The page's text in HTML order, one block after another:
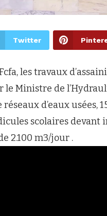
Twitter
les travaux
Ministre de
d’eaux
scolaires devant
2.100 m3/jour .